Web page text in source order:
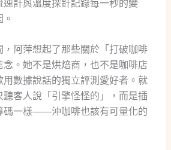
計與溫度探針記錄每一秒的變
，阿萍想起了那些關於「打破咖啡
。她不是烘焙商，也不是咖啡店
用數據說話的獨立評測愛好者。就
客人說「引擎怪怪的」，而是插
碼一樣——沖咖啡也該有可量化的